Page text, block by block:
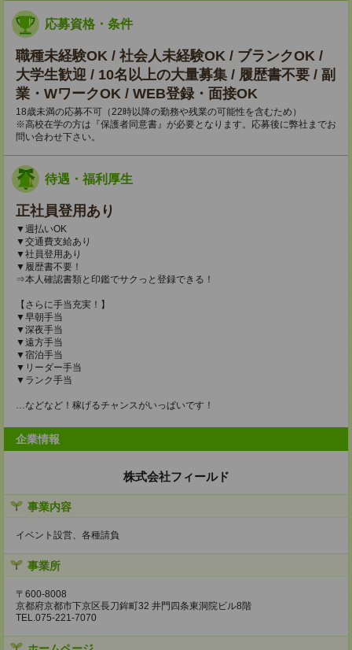
応募資格・条件
職種未経験OK / 社会人未経験OK / ブランクOK /
大学生歓迎 / 10名以上の大量募集 / 履歴書不要 / 副
業・WワークOK / WEB登録・面接OK
18歳未満の応募不可（22時以降の勤務や残業の可能性を含むため）
※高校在学の方は『保護者同意書』が必要となります。応募後に弊社までお
問い合わせ下さい。
待遇・福利厚生
正社員登用あり
▼週払いOK
▼交通費支給あり
▼社員登用あり
▼履歴書不要！
⇒本人確認書類と印鑑でサクっと登録できる！
【さらに手当充実！】
▼早朝手当
▼深夜手当
▼遠方手当
▼宿泊手当
▼リーダー手当
▼ランク手当
…などなど！稼げるチャンスがいっぱいです！
企業情報
株式会社フィールド
事業内容
イベント設営、各種請負
事業所
〒600-8008
京都府京都市下京区長刀鉾町32 井門四条東洞院ビル8階
TEL.075-221-7070